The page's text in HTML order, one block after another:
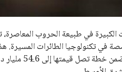
في طبيعة الحروب المعاصرة،
تكنولوجيا الطائرات المسيرة.
الطائرات